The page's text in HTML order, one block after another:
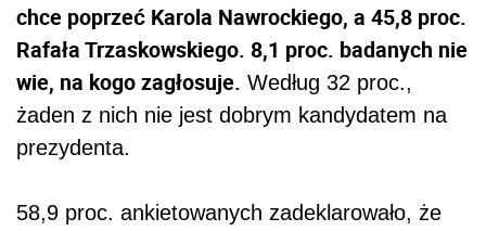
chce poprzeć Karola Nawrockiego, a 45,8 proc.
Rafała Trzaskowskiego. 8,1 proc. badanych nie
wie, na kogo zagłosuje. Według 32 proc.,
żaden z nich nie jest dobrym kandydatem na
prezydenta.
58,9 proc. ankietowanych zadeklarowało, że